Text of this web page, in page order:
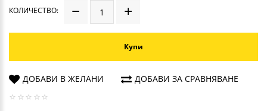
КОЛИЧЕСТВО:
Купи
ДОБАВИ В ЖЕЛАНИ ДОБАВИ ЗА СРАВНЯВАНЕ